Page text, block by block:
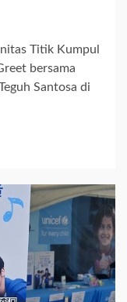
Titik Kumpul
bersama
Santosa di